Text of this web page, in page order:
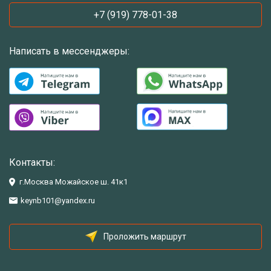
+7 (919) 778-01-38
Написать в мессенджеры:
Контакты:
г.Москва Можайское ш. 41к1
keynb101@yandex.ru
Проложить маршрут